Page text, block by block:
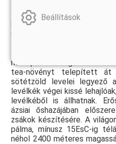
Igen szép, barna rostos
Közép-Kína, Kelet-Ázsia és
ban került be először a
révén. Robert Fortune skót
európai aki felfigyelt rá a
szigeten. (Robert
monopólium
tea-növényt telepített át
sötétzöld levelei legyező
levélkék végei kissé
levélkéből is állhatnak.
ázsiai őshazájában
zsákok készítésére. A
pálma, mínusz 15EsC-ig
néhol 2400 méteres
Beállítások